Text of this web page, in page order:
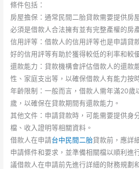
條件包括：
房屋擔保：通常民間二胎貸款需要提供房
必須是借款人合法擁有並有完整產權的房
信用評等：借款人的信用評等也是申請貸
好的信用評等有助於獲得較低的利率和較
還款能力：貸款機構會評估借款人的還款
性、家庭支出等，以確保借款人有能力按
年齡限制：一般而言，借款人需年滿20歲
歲，以確保在貸款期間有還款能力。
其他文件：申請貸款時，可能需要提供身
檔、收入證明等相關資料。
借款人在申請台中民間二胎貸款前，應詳
申請條件和要求，並準備相關檔以順利進
議借款人在申請前先進行詳細的財務規劃